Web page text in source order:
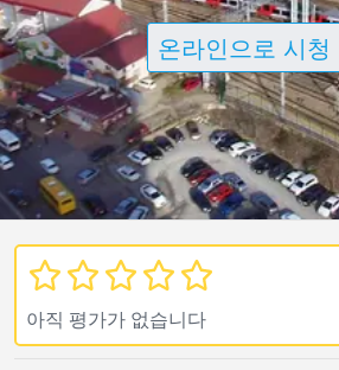
온라인으로 시청
아직 평가가 없습니다